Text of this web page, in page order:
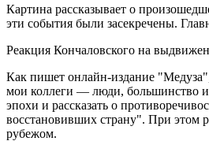
Картина рассказывает о
эти события были засекречены.
Реакция Кончаловского на
Как пишет онлайн-издание
мои коллеги — люди, большинство
эпохи и рассказать о
восстановивших страну". При этом
рубежом.